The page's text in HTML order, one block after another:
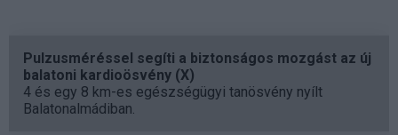
Pulzusméréssel segíti a biztonságos mozgást az új
balatoni kardioösvény (X)
4 és egy 8 km-es egészségügyi tanösvény nyílt
Balatonalmádiban.